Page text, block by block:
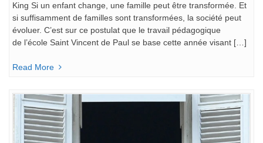
King Si un enfant change, une famille peut être transformée. Et
si suffisamment de familles sont transformées, la société peut
évoluer. C’est sur ce postulat que le travail pédagogique
de l’école Saint Vincent de Paul se base cette année visant […]
Read More